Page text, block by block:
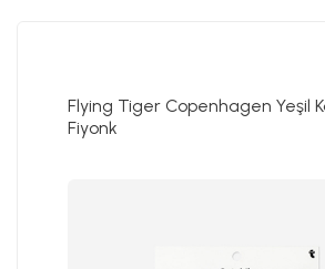
Flying Tiger Copenhagen Yeşil
Fiyonk